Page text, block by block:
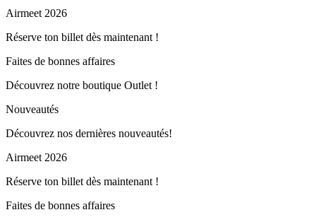
Airmeet 2026
Réserve ton billet dès maintenant !
Faites de bonnes affaires
Découvrez notre boutique Outlet !
Nouveautés
Découvrez nos dernières nouveautés!
Airmeet 2026
Réserve ton billet dès maintenant !
Faites de bonnes affaires